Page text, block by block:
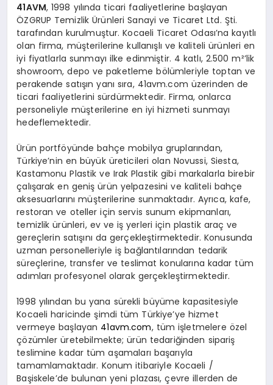
41AVM, 1998 yılında ticari faaliyetlerine başlayan
ÖZGRUP Temizlik Ürünleri Sanayi ve Ticaret Ltd. Şti.
tarafından kurulmuştur. Kocaeli Ticaret Odası’na kayıtlı
olan firma, müşterilerine kullanışlı ve kaliteli ürünleri en
iyi fiyatlarla sunmayı ilke edinmiştir. 4 katlı, 2.500 m²’lik
showroom, depo ve paketleme bölümleriyle toptan ve
perakende satışın yanı sıra, 41avm.com üzerinden de
ticari faaliyetlerini sürdürmektedir. Firma, onlarca
personeliyle müşterilerine en iyi hizmeti sunmayı
hedeflemektedir.
Ürün portföyünde bahçe mobilya gruplarından,
Türkiye’nin en büyük üreticileri olan Novussi, Siesta,
Kastamonu Plastik ve Irak Plastik gibi markalarla birebir
çalışarak en geniş ürün yelpazesini ve kaliteli bahçe
aksesuarlarını müşterilerine sunmaktadır. Ayrıca, kafe,
restoran ve oteller için servis sunum ekipmanları,
temizlik ürünleri, ev ve iş yerleri için plastik araç ve
gereçlerin satışını da gerçekleştirmektedir. Konusunda
uzman personelleriyle iş bağlantılarından tedarik
süreçlerine, transfer ve teslimat konularına kadar tüm
adımları profesyonel olarak gerçekleştirmektedir.
1998 yılından bu yana sürekli büyüme kapasitesiyle
Kocaeli haricinde şimdi tüm Türkiye’ye hizmet
vermeye başlayan 41avm.com, tüm işletmelere özel
çözümler üretebilmekte; ürün tedariğinden sipariş
teslimine kadar tüm aşamaları başarıyla
tamamlamaktadır. Konum itibariyle Kocaeli /
Başiskele’de bulunan yeni plazası, çevre illerden de